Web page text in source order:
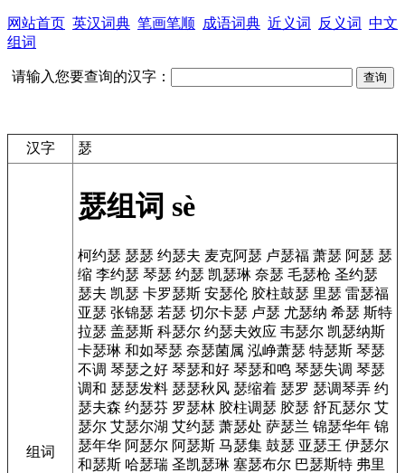
网站首页 英汉词典 笔画笔顺 成语词典 近义词 反义词 中文
组词
请输入您要查询的汉字：
汉字 瑟
组词
瑟组词 sè
柯约瑟 瑟瑟 约瑟夫 麦克阿瑟 卢瑟福 萧瑟 阿瑟 瑟
缩 李约瑟 琴瑟 约瑟 凯瑟琳 奈瑟 毛瑟枪 圣约瑟
瑟夫 凯瑟 卡罗瑟斯 安瑟伦 胶柱鼓瑟 里瑟 雷瑟福
亚瑟 张锦瑟 若瑟 切尔卡瑟 卢瑟 尤瑟纳 希瑟 斯特
拉瑟 盖瑟斯 科瑟尔 约瑟夫效应 韦瑟尔 凯瑟纳斯
卡瑟琳 和如琴瑟 奈瑟菌属 泓峥萧瑟 特瑟斯 琴瑟
不调 琴瑟之好 琴瑟和好 琴瑟和鸣 琴瑟失调 琴瑟
调和 瑟瑟发料 瑟瑟秋风 瑟缩着 瑟罗 瑟调琴弄 约
瑟夫森 约瑟芬 罗瑟林 胶柱调瑟 胶瑟 舒瓦瑟尔 艾
瑟尔 艾瑟尔湖 艾约瑟 萧瑟处 萨瑟兰 锦瑟华年 锦
瑟年华 阿瑟尔 阿瑟斯 马瑟集 鼓瑟 亚瑟王 伊瑟尔
和瑟斯 哈瑟瑞 圣凯瑟琳 塞瑟布尔 巴瑟斯特 弗里